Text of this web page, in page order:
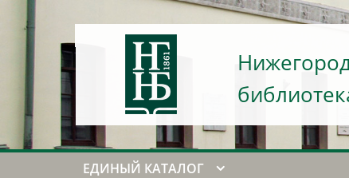
ЕДИНЫЙ КАТАЛОГ